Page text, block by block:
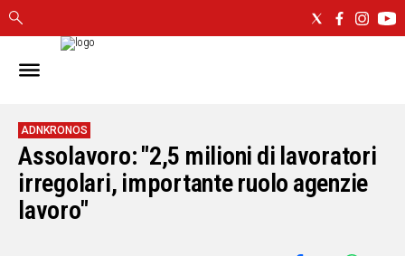
IN
CAGLIARI
SASSARI
NUORO
ORISTANO
SULCIS
ADNKRONOS
Assolavoro: "2,5 milioni di lavoratori
irregolari, importante ruolo agenzie
lavoro"